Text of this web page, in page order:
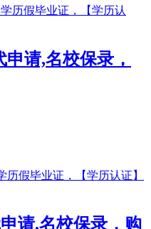
请,名校保录，
请,名校保录，购